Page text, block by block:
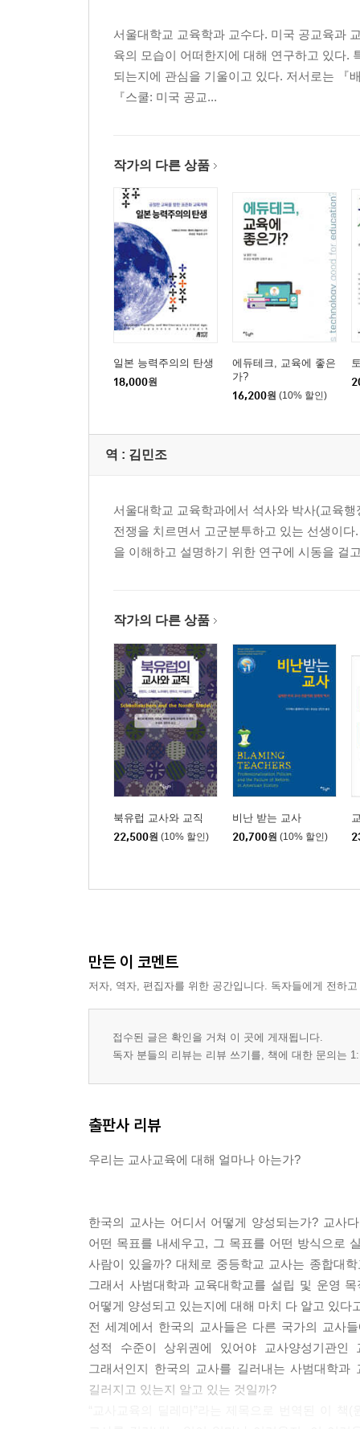
서울대학교 교육학과 교수다. 미국 공교육과
육의 모습이 어떠한지에 대해 연구하고 있다.
되는지에 관심을 기울이고 있다. 저서로는 『
『스쿨: 미국 공교...
작가의 다른 상품
일본 능력주의의 탄생
18,000원
에듀테크, 교육에 좋은
가?
16,200원 (10% 할인)
역 : 김민조
서울대학교 교육학과에서 석사와 박사(교육
전쟁을 치르면서 고군분투하고 있는 선생이
을 이해하고 설명하기 위한 연구에 시동을 걸
작가의 다른 상품
북유럽 교사와 교직
22,500원 (10% 할인)
비난 받는 교사
20,700원 (10% 할인)
만든 이 코멘트
저자, 역자, 편집자를 위한 공간입니다. 독자들에게 전하
접수된 글은 확인을 거쳐 이 곳에 게재됩니다.
독자 분들의 리뷰는 리뷰 쓰기를, 책에 대한 문의는
출판사 리뷰
우리는 교사교육에 대해 얼마나 아는가?
한국의 교사는 어디서 어떻게 양성되는가? 교사
어떤 목표를 내세우고, 그 목표를 어떤 방식으로
사람이 있을까? 대체로 중등학교 교사는 종합대
그래서 사범대학과 교육대학교를 설립 및 운영
어떻게 양성되고 있는지에 대해 마치 다 알고 있다
전 세계에서 한국의 교사들은 다른 국가의 교사
성적 수준이 상위권에 있어야 교사양성기관인
그래서인지 한국의 교사를 길러내는 사범대학
길러지고 있는지 알고 있는 것일까?